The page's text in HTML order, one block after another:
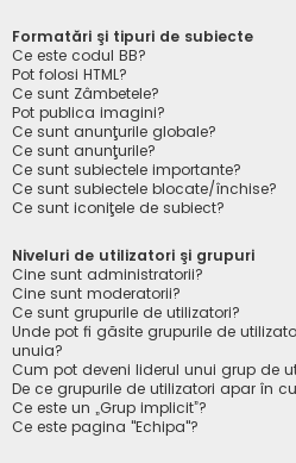
Formatări şi tipuri de subiecte
Ce este codul BB?
Pot folosi HTML?
Ce sunt Zâmbetele?
Pot publica imagini?
Ce sunt anunţurile globale?
Ce sunt anunţurile?
Ce sunt subiectele importante?
Ce sunt subiectele blocate/închise?
Ce sunt iconiţele de subiect?
Niveluri de utilizatori şi grupuri
Cine sunt administratorii?
Cine sunt moderatorii?
Ce sunt grupurile de utilizatori?
Unde pot fi găsite grupurile de
unuia?
Cum pot deveni liderul unui grup de
De ce grupurile de utilizatori apar în
Ce este un „Grup implicit”?
Ce este pagina "Echipa"?